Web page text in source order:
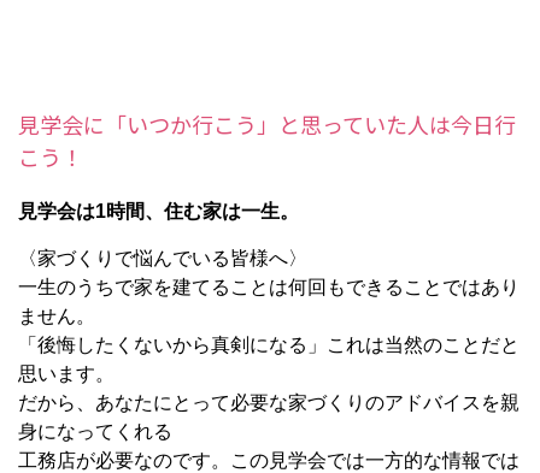
見学会に「いつか行こう」と思っていた人は今日行
こう！
見学会は1時間、住む家は一生。
〈家づくりで悩んでいる皆様へ〉
一生のうちで家を建てることは何回もできることではあり
ません。
「後悔したくないから真剣になる」これは当然のことだと
思います。
だから、あなたにとって必要な家づくりのアドバイスを親
身になってくれる
工務店が必要なのです。この見学会では一方的な情報では